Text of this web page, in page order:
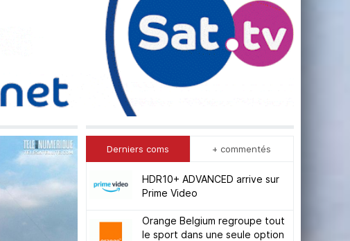
Derniers coms + commentés
HDR10+ ADVANCED arrive sur
Prime Video
Orange Belgium regroupe tout
le sport dans une seule option